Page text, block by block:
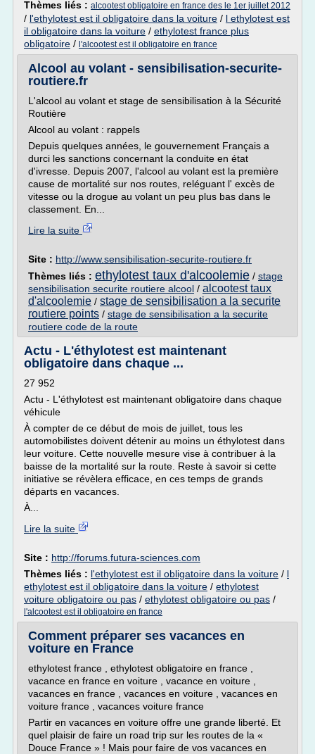
Thèmes liés : alcootest obligatoire en france des le 1er juillet 2012
/ l'ethylotest est il obligatoire dans la voiture / l ethylotest est
il obligatoire dans la voiture / ethylotest france plus
obligatoire / l'alcootest est il obligatoire en france
Alcool au volant - sensibilisation-securite-
routiere.fr
L'alcool au volant et stage de sensibilisation à la Sécurité
Routière
Alcool au volant : rappels
Depuis quelques années, le gouvernement Français a
durci les sanctions concernant la conduite en état
d'ivresse. Depuis 2007, l'alcool au volant est la première
cause de mortalité sur nos routes, reléguant l' excès de
vitesse ou la drogue au volant un peu plus bas dans le
classement. En...
Lire la suite
Site : http://www.sensibilisation-securite-routiere.fr
Thèmes liés : ethylotest taux d'alcoolemie / stage
sensibilisation securite routiere alcool / alcootest taux
d'alcoolemie / stage de sensibilisation a la securite
routiere points / stage de sensibilisation a la securite
routiere code de la route
Actu - L'éthylotest est maintenant
obligatoire dans chaque ...
27 952
Actu - L'éthylotest est maintenant obligatoire dans chaque
véhicule
À compter de ce début de mois de juillet, tous les
automobilistes doivent détenir au moins un éthylotest dans
leur voiture. Cette nouvelle mesure vise à contribuer à la
baisse de la mortalité sur la route. Reste à savoir si cette
initiative se révèlera efficace, en ces temps de grands
départs en vacances.
À...
Lire la suite
Site : http://forums.futura-sciences.com
Thèmes liés : l'ethylotest est il obligatoire dans la voiture / l
ethylotest est il obligatoire dans la voiture / ethylotest
voiture obligatoire ou pas / ethylotest obligatoire ou pas /
l'alcootest est il obligatoire en france
Comment préparer ses vacances en
voiture en France
ethylotest france , ethylotest obligatoire en france ,
vacance en france en voiture , vacance en voiture ,
vacances en france , vacances en voiture , vacances en
voiture france , vacances voiture france
Partir en vacances en voiture offre une grande liberté. Et
quel plaisir de faire un road trip sur les routes de la «
Douce France » ! Mais pour faire de vos vacances en